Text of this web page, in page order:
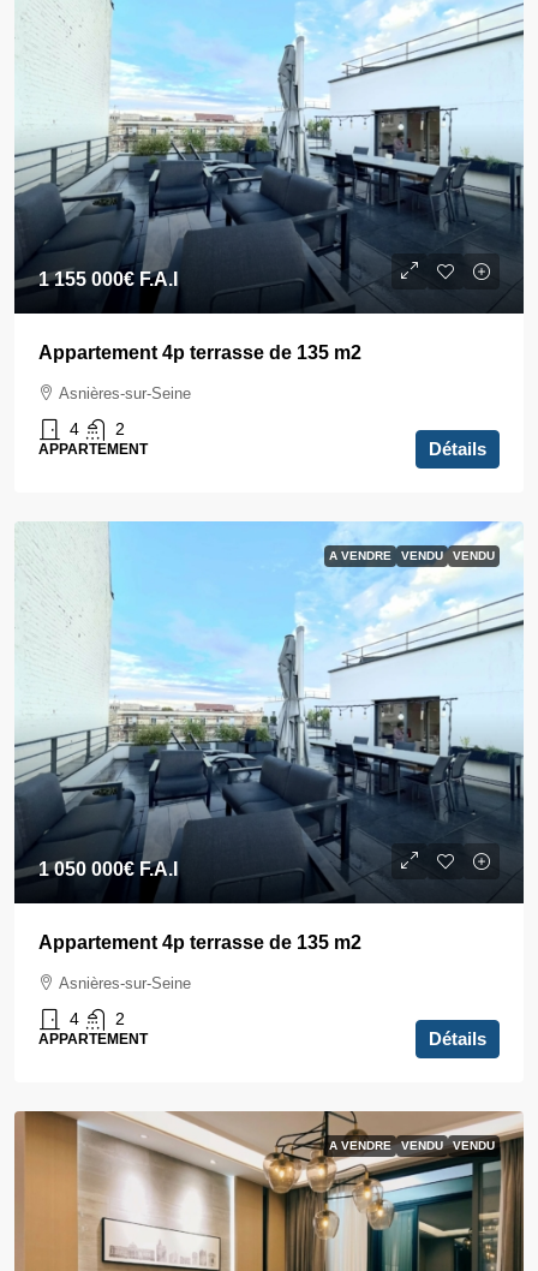
1 155 000€ F.A.I
Appartement 4p terrasse de 135 m2
Asnières-sur-Seine
4 2
APPARTEMENT Détails
A VENDRE VENDU VENDU
1 050 000€ F.A.I
Appartement 4p terrasse de 135 m2
Asnières-sur-Seine
4 2
APPARTEMENT Détails
A VENDRE VENDU VENDU